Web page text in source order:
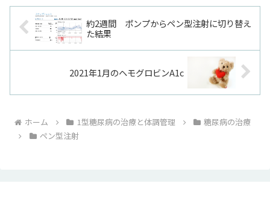
約2週間 ポンプからペン型注射に切り替え
た結果
2021年1月のヘモグロビンA1c
ホーム 1型糖尿病の治療と体調管理
糖尿病の治療
ペン型注射